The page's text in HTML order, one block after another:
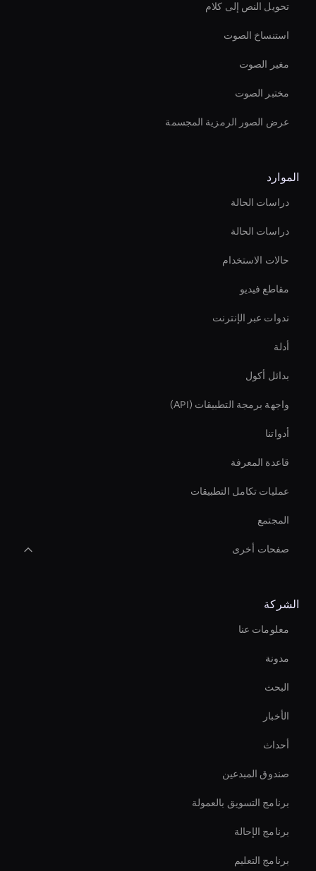
تحويل النص إلى كلام
استنساخ الصوت
مغير الصوت
مختبر الصوت
عرض الصور الرمزية المجسمة
الموارد
دراسات الحالة
دراسات الحالة
حالات الاستخدام
مقاطع فيديو
ندوات عبر الإنترنت
أدلة
بدائل أكول
واجهة برمجة التطبيقات (API)
أدواتنا
قاعدة المعرفة
عمليات تكامل التطبيقات
المجتمع
صفحات أخرى
Interactive Ai Avatar
تعزيز مبيعات Ecomm على الفور
interactive hologram
محرر فيديو الشركات بالذكاء الاصطناعي
حلول روبوت دردشة الفيديو بالذكاء الاصطناعي
Ai Avatar For Corporate
How To Create A Live Ai Avatar
الشركة
معلومات عنا
مدونة
البحث
الأخبار
أحداث
صندوق المبدعين
برنامج التسويق بالعمولة
برنامج الإحالة
برنامج التعليم